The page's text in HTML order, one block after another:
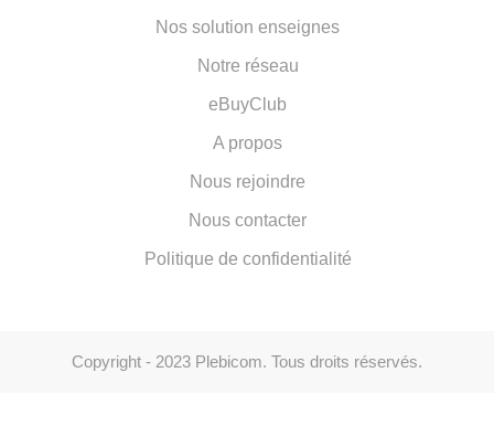
Nos solution enseignes
Notre réseau
eBuyClub
A propos
Nous rejoindre
Nous contacter
Politique de confidentialité
Copyright - 2023 Plebicom. Tous droits réservés.